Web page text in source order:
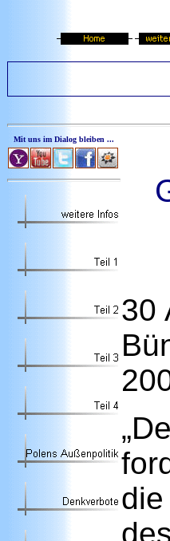
Mit uns im Dialog bleiben ...
30